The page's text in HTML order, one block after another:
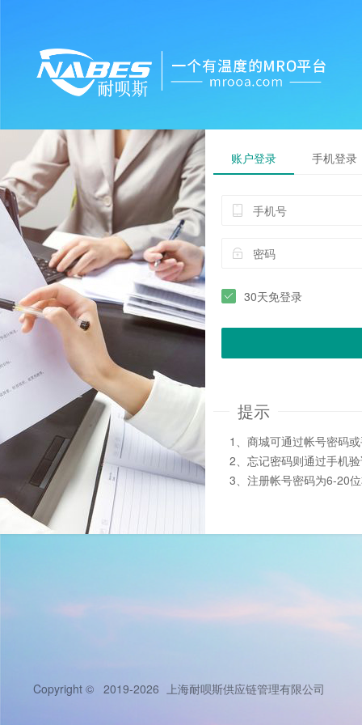
账户登录 手机登录
30天免登录
提示
1、商城可通过帐号密码
2、忘记密码则通过手机
3、注册帐号密码为6-20
Copyright © 2019-2026 上海耐呗斯供应链管理有限公司